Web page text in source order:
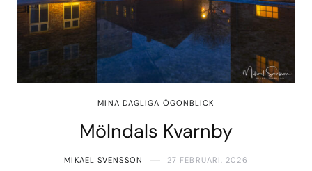
MINA DAGLIGA ÖGONBLICK
Mölndals Kvarnby
MIKAEL SVENSSON 27 FEBRUARI, 2026